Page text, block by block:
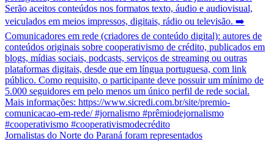
Jornalistas do Norte do Paraná foram representados